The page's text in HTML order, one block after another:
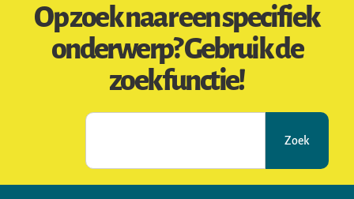
Op zoek naar een specifiek
onderwerp? Gebruik de
zoekfunctie!
Zoek